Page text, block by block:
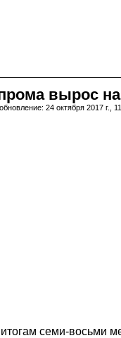
вырос
24 октября 2017 г.,
семи-восьми